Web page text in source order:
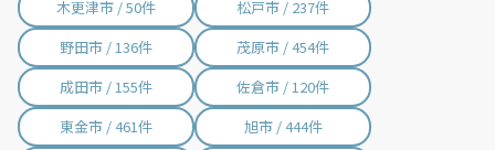
木更津市 / 50件
松戸市 / 237件
野田市 / 136件
茂原市 / 454件
成田市 / 155件
佐倉市 / 120件
東金市 / 461件
旭市 / 444件